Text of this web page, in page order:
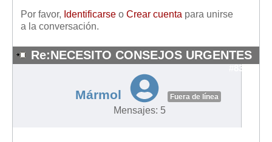
Por favor, Identificarse o Crear cuenta para unirse
a la conversación.
Re:NECESITO CONSEJOS URGENTES
#8392
Mármol Fuera de línea
Mensajes: 5